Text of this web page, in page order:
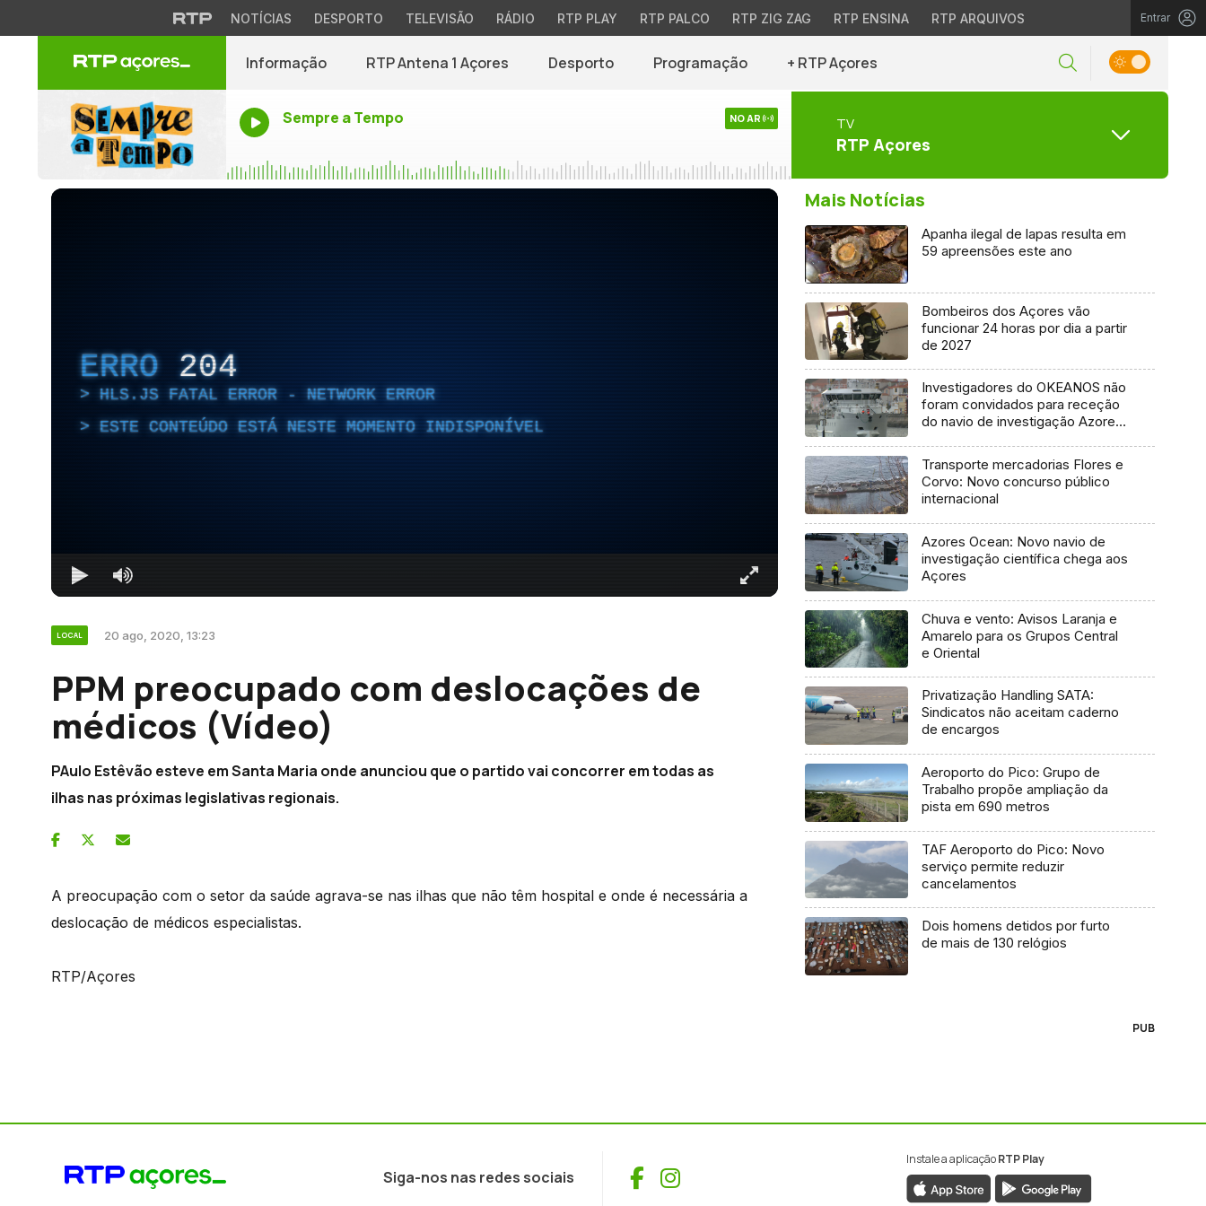
NOTÍCIAS DESPORTO TELEVISÃO RÁDIO RTP PLAY RTP PALCO RTP ZIG ZAG RTP ENSINA RTP ARQUIVOS Entrar
Informação RTP Antena 1 Açores Desporto Programação + RTP Açores
Sempre a Tempo NO AR TV
RTP Açores
ERRO 204
HLS.JS FATAL ERROR - NETWORK ERROR
ESTE CONTEÚDO ESTÁ NESTE MOMENTO INDISPONÍVEL
LOCAL 20 ago, 2020, 13:23
PPM preocupado com deslocações de
médicos (Vídeo)
PAulo Estêvão esteve em Santa Maria onde anunciou que o partido vai concorrer em todas as
ilhas nas próximas legislativas regionais.
A preocupação com o setor da saúde agrava-se nas ilhas que não têm hospital e onde é necessária a
deslocação de médicos especialistas.
RTP/Açores
Mais Notícias
Apanha ilegal de lapas resulta em
59 apreensões este ano
Bombeiros dos Açores vão
funcionar 24 horas por dia a partir
de 2027
Investigadores do OKEANOS não
foram convidados para receção
do navio de investigação Azores
Transporte mercadorias Flores e
Corvo: Novo concurso público
internacional
Azores Ocean: Novo navio de
investigação científica chega aos
Açores
Chuva e vento: Avisos Laranja e
Amarelo para os Grupos Central
e Oriental
Privatização Handling SATA:
Sindicatos não aceitam caderno
de encargos
Aeroporto do Pico: Grupo de
Trabalho propõe ampliação da
pista em 690 metros
TAF Aeroporto do Pico: Novo
serviço permite reduzir
cancelamentos
Dois homens detidos por furto
de mais de 130 relógios
PUB
Siga-nos nas redes sociais Facebook
Instagram
Instale a aplicaçãoRTP Play